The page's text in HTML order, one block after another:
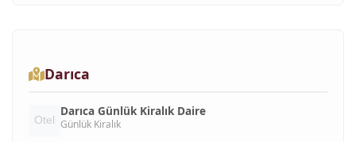
Darıca
Darıca Günlük Kiralık Daire
Günlük Kiralık